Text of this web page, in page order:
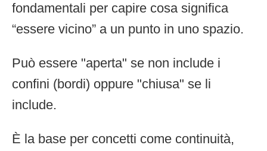
fondamentali per capire cosa significa
“essere vicino” a un punto in uno spazio.
Può essere "aperta" se non include i
confini (bordi) oppure "chiusa" se li
include.
È la base per concetti come continuità,